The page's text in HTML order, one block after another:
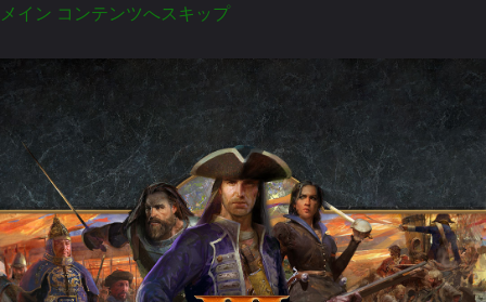
メイン コンテンツへスキップ